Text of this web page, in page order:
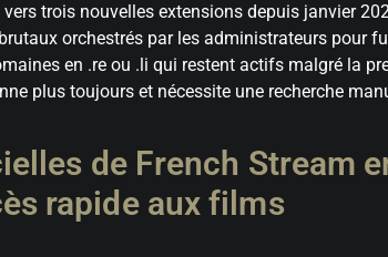
trois nouvelles extensions depuis janvier
orchestrés par les administrateurs pour
en .re ou .li qui restent actifs malgré la
plus toujours et nécessite une recherche
de French Stream
rapide aux films